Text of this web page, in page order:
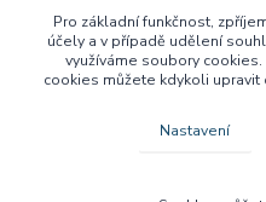
737 209 718
Po - Pá 10:00 - 16:00
ecek@paletasluzeb.cz
Pro základní funkčnost,
účely a v případě udělení
využíváme soubory
cookies můžete kdykoli
Nastavení